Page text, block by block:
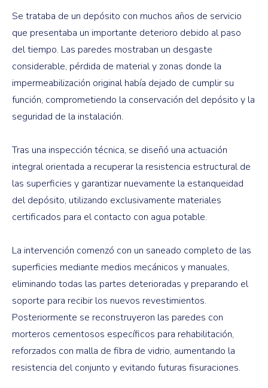
Se trataba de un depósito con muchos años de servicio
que presentaba un importante deterioro debido al paso
del tiempo. Las paredes mostraban un desgaste
considerable, pérdida de material y zonas donde la
impermeabilización original había dejado de cumplir su
función, comprometiendo la conservación del depósito y la
seguridad de la instalación.
Tras una inspección técnica, se diseñó una actuación
integral orientada a recuperar la resistencia estructural de
las superficies y garantizar nuevamente la estanqueidad
del depósito, utilizando exclusivamente materiales
certificados para el contacto con agua potable.
La intervención comenzó con un saneado completo de las
superficies mediante medios mecánicos y manuales,
eliminando todas las partes deterioradas y preparando el
soporte para recibir los nuevos revestimientos.
Posteriormente se reconstruyeron las paredes con
morteros cementosos específicos para rehabilitación,
reforzados con malla de fibra de vidrio, aumentando la
resistencia del conjunto y evitando futuras fisuraciones.